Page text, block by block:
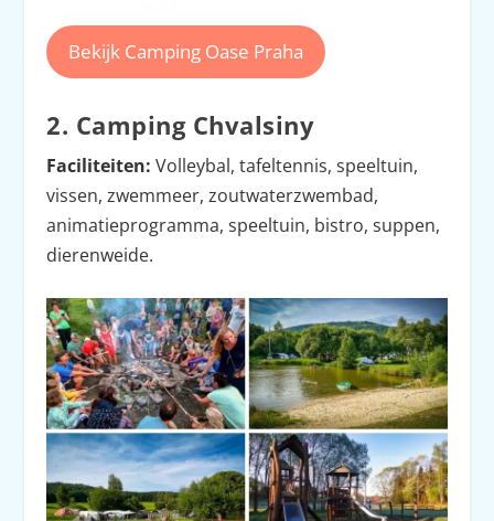
Bekijk Camping Oase Praha
2. Camping Chvalsiny
Faciliteiten: Volleybal, tafeltennis, speeltuin,
vissen, zwemmeer, zoutwaterzwembad,
animatieprogramma, speeltuin, bistro, suppen,
dierenweide.